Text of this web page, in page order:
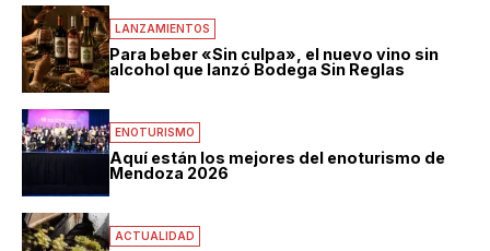
LANZAMIENTOS
Para beber «Sin culpa», el nuevo vino sin
alcohol que lanzó Bodega Sin Reglas
ENOTURISMO
Aquí están los mejores del enoturismo de
Mendoza 2026
ACTUALIDAD